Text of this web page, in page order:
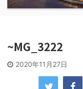
~MG_3222
2020年11月27日